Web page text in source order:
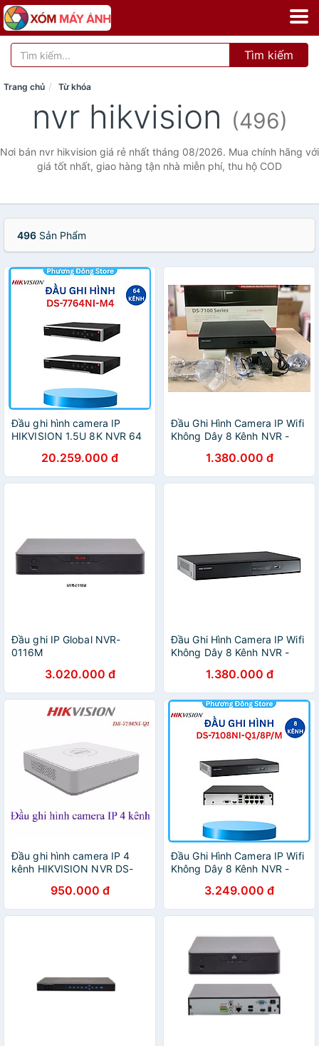
Tìm kiếm
Trang chủ Từ khóa
nvr hikvision (496)
Nơi bán nvr hikvision giá rẻ nhất tháng 08/2026. Mua chính hãng với
giá tốt nhất, giao hàng tận nhà miễn phí, thu hộ COD
496 Sản Phẩm
Đầu ghi hình camera IP
HIKVISION 1.5U 8K NVR 64
Hàng chính hãng
20.259.000 đ
Đầu Ghi Hình Camera IP Wifi
Không Dây 8 Kênh NVR -
Hàng chính hãng
1.380.000 đ
Đầu ghi IP Global NVR-
0116M
3.020.000 đ
Đầu Ghi Hình Camera IP Wifi
Không Dây 8 Kênh NVR -
Hàng Chính Hãng
1.380.000 đ
Đầu ghi hình camera IP 4
kênh HIKVISION NVR DS-
camera Ezviz vào đầu này
950.000 đ
Đầu Ghi Hình Camera IP Wifi
Không Dây 8 Kênh NVR -
Q1/8P/M - Hàng Chính Hãng
3.249.000 đ